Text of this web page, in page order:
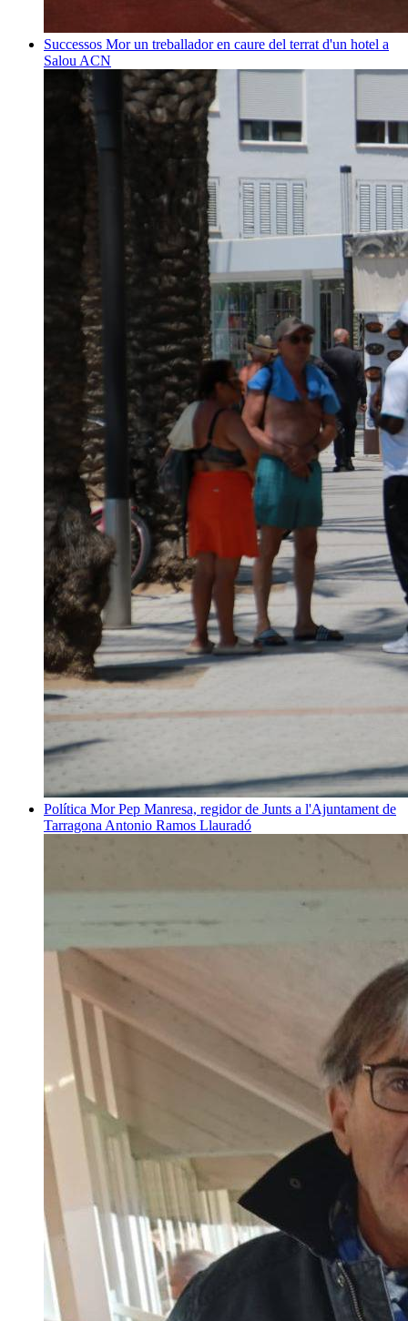
Successos Mor un treballador en caure del terrat d'un hotel a
Salou ACN
Política Mor Pep Manresa, regidor de Junts a l'Ajuntament de
Tarragona Antonio Ramos Llauradó